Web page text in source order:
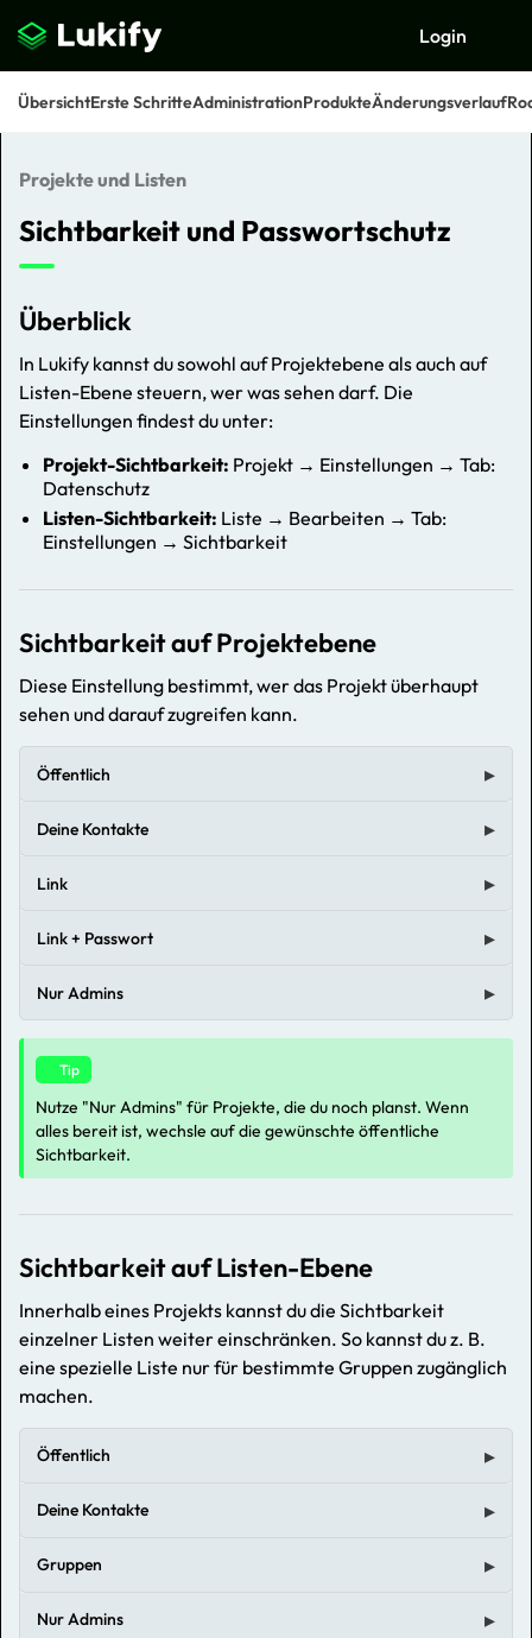
Login
ÜbersichtErste SchritteAdministrationProdukteÄnderungsverlauf
Suchen
Projekte und Listen
Sichtbarkeit und Passwortschutz
Überblick
In Lukify kannst du sowohl auf Projektebene als auch auf
Listen-Ebene steuern, wer was sehen darf. Die
Einstellungen findest du unter:
Projekt-Sichtbarkeit: Projekt → Einstellungen → Tab:
Datenschutz
Listen-Sichtbarkeit: Liste → Bearbeiten → Tab:
Einstellungen → Sichtbarkeit
Sichtbarkeit auf Projektebene
Diese Einstellung bestimmt, wer das Projekt überhaupt
sehen und darauf zugreifen kann.
Öffentlich
Deine Kontakte
Link
Link + Passwort
Nur Admins
Tip
Nutze "Nur Admins" für Projekte, die du noch planst. Wenn
alles bereit ist, wechsle auf die gewünschte öffentliche
Sichtbarkeit.
Sichtbarkeit auf Listen-Ebene
Innerhalb eines Projekts kannst du die Sichtbarkeit
einzelner Listen weiter einschränken. So kannst du z. B.
eine spezielle Liste nur für bestimmte Gruppen zugänglich
machen.
Öffentlich
Deine Kontakte
Gruppen
Nur Admins